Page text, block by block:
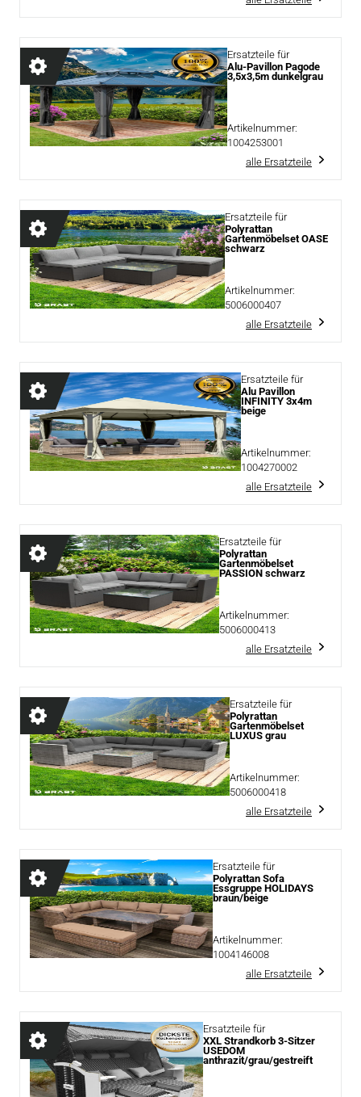
Ersatzteile für
Alu-Pavillon Pagode
3,5x3,5m dunkelgrau
Artikelnummer:
1004253001
alle Ersatzteile
Ersatzteile für
Polyrattan
Gartenmöbelset OASE
schwarz
Artikelnummer:
5006000407
alle Ersatzteile
Ersatzteile für
Alu Pavillon
INFINITY 3x4m
beige
Artikelnummer:
1004270002
alle Ersatzteile
Ersatzteile für
Polyrattan
Gartenmöbelset
PASSION schwarz
Artikelnummer:
5006000413
alle Ersatzteile
Ersatzteile für
Polyrattan
Gartenmöbelset
LUXUS grau
Artikelnummer:
5006000418
alle Ersatzteile
Ersatzteile für
Polyrattan Sofa
Essgruppe HOLIDAYS
braun/beige
Artikelnummer:
1004146008
alle Ersatzteile
Ersatzteile für
XXL Strandkorb 3-Sitzer
USEDOM
anthrazit/grau/gestreift